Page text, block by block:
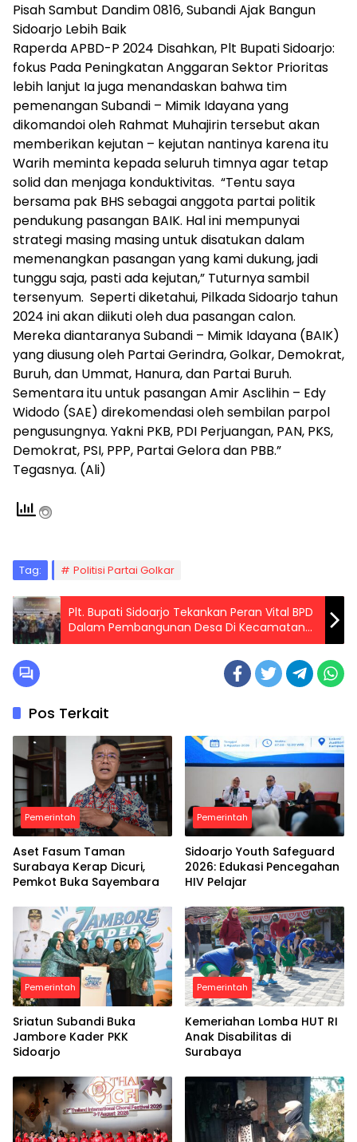
Pisah Sambut Dandim 0816, Subandi Ajak Bangun
Sidoarjo Lebih Baik
Raperda APBD-P 2024 Disahkan, Plt Bupati Sidoarjo:
fokus Pada Peningkatan Anggaran Sektor Prioritas
lebih lanjut Ia juga menandaskan bahwa tim
pemenangan Subandi – Mimik Idayana yang
dikomandoi oleh Rahmat Muhajirin tersebut akan
memberikan kejutan – kejutan nantinya karena itu
Warih meminta kepada seluruh timnya agar tetap
solid dan menjaga konduktivitas. “Tentu saya
bersama pak BHS sebagai anggota partai politik
pendukung pasangan BAIK. Hal ini mempunyai
strategi masing masing untuk disatukan dalam
memenangkan pasangan yang kami dukung, jadi
tunggu saja, pasti ada kejutan,” Tuturnya sambil
tersenyum. Seperti diketahui, Pilkada Sidoarjo tahun
2024 ini akan diikuti oleh dua pasangan calon.
Mereka diantaranya Subandi – Mimik Idayana (BAIK)
yang diusung oleh Partai Gerindra, Golkar, Demokrat,
Buruh, dan Ummat, Hanura, dan Partai Buruh.
Sementara itu untuk pasangan Amir Asclihin – Edy
Widodo (SAE) direkomendasi oleh sembilan parpol
pengusungnya. Yakni PKB, PDI Perjuangan, PAN, PKS,
Demokrat, PSI, PPP, Partai Gelora dan PBB.”
Tegasnya. (Ali)
Tag: Politisi Partai Golkar
Plt. Bupati Sidoarjo Tekankan Peran Vital BPD
Dalam Pembangunan Desa Di Kecamatan
Gedangan
Pos Terkait
Pemerintah
Aset Fasum Taman
Surabaya Kerap Dicuri,
Pemkot Buka Sayembara
Pemerintah
Sidoarjo Youth Safeguard
2026: Edukasi Pencegahan
HIV Pelajar
Pemerintah
Sriatun Subandi Buka
Jambore Kader PKK
Sidoarjo
Pemerintah
Kemeriahan Lomba HUT RI
Anak Disabilitas di
Surabaya